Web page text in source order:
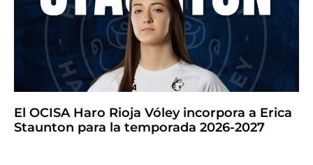
El OCISA Haro Rioja Vóley incorpora a Erica
Staunton para la temporada 2026-2027